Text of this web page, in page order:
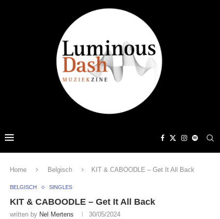
Home Belgisch KIT & CABOODLE – Get It All Back
BELGISCH SINGLES
KIT & CABOODLE – Get It All Back
written by Nel Mertens 30/05/2024